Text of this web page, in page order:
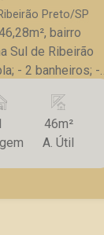
Preto/SP
bairro
Sul de Ribeirão
- 1 vaga
em contato
a sua
Preto.
46m²
A. Útil